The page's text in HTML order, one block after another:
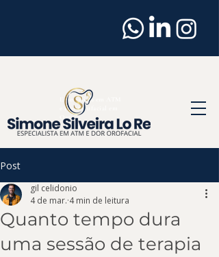
Dentista
Especialista em ATM
e Dor Orofacial em
Osasco
Post
Quanto tempo dura
uma sessão de terapia
gil celidonio
4 de mar. 4 min de leitura